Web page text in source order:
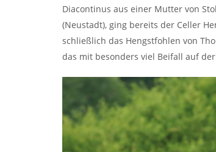
Diacontinus aus einer Mutter von
(Neustadt), ging bereits der Celler
schließlich das Hengstfohlen von
das mit besonders viel Beifall auf